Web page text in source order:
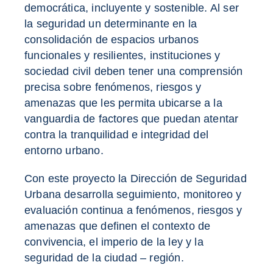
democrática, incluyente y sostenible. Al ser
la seguridad un determinante en la
consolidación de espacios urbanos
funcionales y resilientes, instituciones y
sociedad civil deben tener una comprensión
precisa sobre fenómenos, riesgos y
amenazas que les permita ubicarse a la
vanguardia de factores que puedan atentar
contra la tranquilidad e integridad del
entorno urbano.
Con este proyecto la Dirección de Seguridad
Urbana desarrolla seguimiento, monitoreo y
evaluación continua a fenómenos, riesgos y
amenazas que definen el contexto de
convivencia, el imperio de la ley y la
seguridad de la ciudad – región.